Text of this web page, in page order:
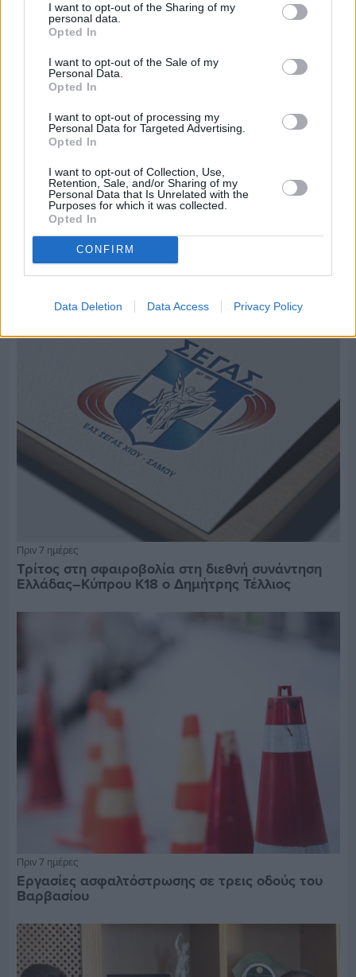
I want to opt-out of the Sharing of my
personal data.
Opted In
I want to opt-out of the Sale of my
Personal Data.
Opted In
I want to opt-out of processing my
Personal Data for Targeted Advertising.
Opted In
I want to opt-out of Collection, Use,
Retention, Sale, and/or Sharing of my
Personal Data that Is Unrelated with the
Purposes for which it was collected.
Opted In
CONFIRM
Data Deletion Data Access Privacy Policy
Πριν 7 ημέρες
Μία μικρή αλλά αναγκαία ανάπαυλα για την
ομάδα του «Πολίτη»
Πριν 7 ημέρες
Τρίτος στη σφαιροβολία στη διεθνή συνάντηση
Ελλάδας–Κύπρου Κ18 ο Δημήτρης Τέλλιος
Πριν 7 ημέρες
Εργασίες ασφαλτόστρωσης σε τρεις οδούς του
Βαρβασίου